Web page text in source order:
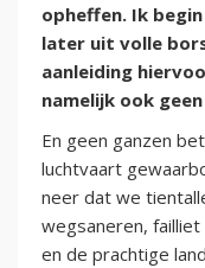
opheffen. Ik
later uit volle
aanleiding
namelijk ook
En geen ganzen
luchtvaart
neer dat we
wegsaneren,
en de prachtige